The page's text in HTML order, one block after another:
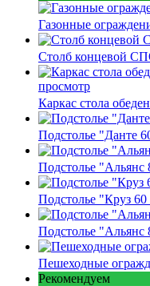
Газонные
Столб концевой
просмотр
Каркас стола
Подстолье "Данте
Подстолье
Подстолье "Круз
Подстолье
Пешеходные
Рекомендуем